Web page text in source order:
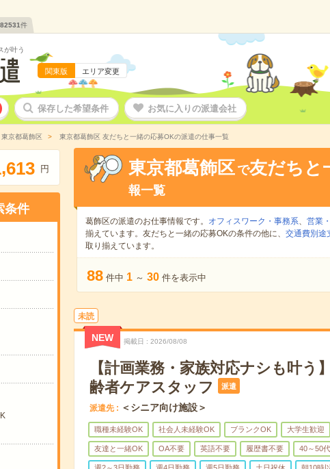
82531件
が叶う
関東版 エリア変更
保存した希望条件 お気に入りの派遣会社
東京都葛飾区 東京都葛飾区 友だちと一緒の応募OKの派遣の仕事一覧
,613 円
条件
東京都葛飾区 で友だちと
報一覧
葛飾区の派遣のお仕事情報です。 オフィスワーク・事務系、 営業
揃えています。友だちと一緒の応募OKの条件の他に、 交通費別途
取り揃えています。
88 件中 1 ～ 30 件を表示中
未読
NEW 掲載日 2026/08/08
【計画業務・家族対応ナシも叶う
齢者ケアスタッフ
派遣
派遣先 ＜シニア向け施設＞
職種未経験OK 社会人未経験OK ブランクOK 大学生歓迎
友達と一緒OK OA不要 英語不要 履歴書不要 40～50